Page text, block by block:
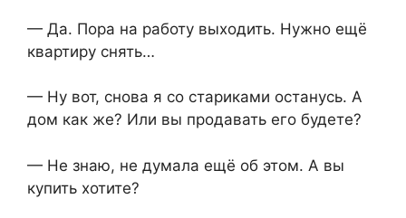
— Да. Пора на работу выходить. Нужно ещё
квартиру снять…
— Ну вот, снова я со стариками останусь. А
дом как же? Или вы продавать его будете?
— Не знаю, не думала ещё об этом. А вы
купить хотите?